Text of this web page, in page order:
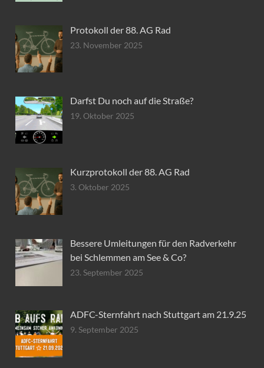
Protokoll der 88. AG Rad
23. November 2025
Darfst Du noch auf die Straße?
19. Oktober 2025
Kurzprotokoll der 88. AG Rad
3. Oktober 2025
Bessere Umleitungen für den Radverkehr
bei Schlemmen am See & Co?
23. September 2025
ADFC-Sternfahrt nach Stuttgart am 21.9.25
9. September 2025